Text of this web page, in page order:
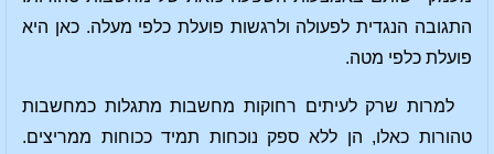
התגובה הנגדית לפעולה ולרגשות פועלת כלפי מעלה. כאן היא
פועלת כלפי מטה.
למרות שרק לעיתים רחוקות מחשבות מתגלות כמחשבות
טהורות כאלו, הן ללא ספק נוכחות תמיד ככוחות ממריצים.